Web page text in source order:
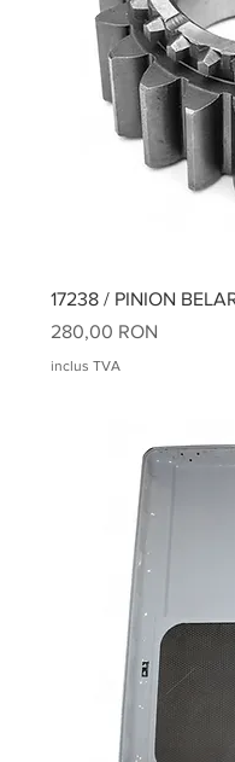
17238 / PINION
Preț
280,00 RON
inclus TVA